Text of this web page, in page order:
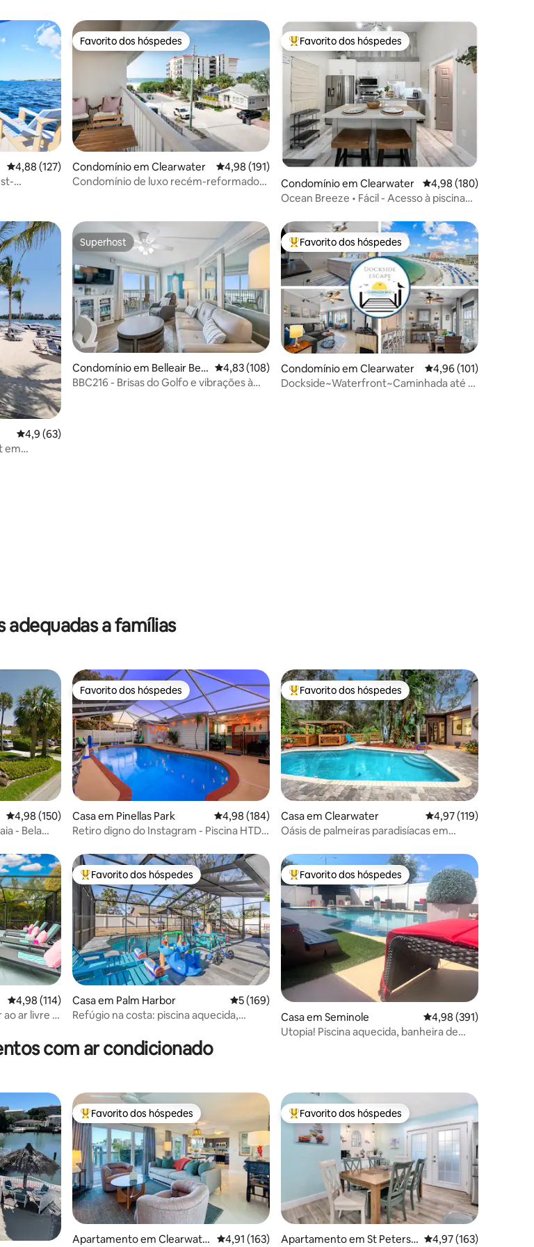
Classificação média de 4,88 em 5 estrelas, 127avaliações
4,88 (127)
Favorito dos hóspedes
Favorito dos hóspedes
Condomínio em Clearwater Classificação média de 4,98 em 5 estrelas, 191avaliações
4,98 (191)
Condomínio de luxo recém-reformado
Favoritos dos hóspedes mais apreciados
Favorito dos hóspedes
Condomínio em Clearwater Classificação média
4,98 (180)
Ocean Breeze • Fácil - Acesso à piscina
Classificação média de 4,9 em 5 estrelas, 63avaliações
4,9 (63)
em
Superhost
Superhost
Condomínio em Belleair Bea
ch
Classificação média de 4,83 em 5 estrelas, 108avaliações
4,83 (108)
BBC216 - Brisas do Golfo e vibrações à
Favoritos dos hóspedes mais apreciados
Favorito dos hóspedes
Condomínio em Clearwater Classificação média
4,96 (101)
Dockside~Waterfront~Caminhada até à
adequadas a famílias
apreciados
Classificação média de 4,98 em 5 estrelas, 150avaliações
4,98 (150)
- Bela
Favorito dos hóspedes
Favorito dos hóspedes
Casa em Pinellas Park Classificação média de 4,98 em 5 estrelas, 184avaliações
4,98 (184)
Retiro digno do Instagram - Piscina HTD -
Favoritos dos hóspedes mais apreciados
Favorito dos hóspedes
Casa em Clearwater Classificação média
4,97 (119)
Oásis de palmeiras paradisíacas em
apreciados
Classificação média de 4,98 em 5 estrelas, 114avaliações
4,98 (114)
ao ar livre +
Favoritos dos hóspedes mais apreciados
Favorito dos hóspedes
Casa em Palm Harbor Classificação média de 5 em 5 estrelas, 169avaliações
5 (169)
Refúgio na costa: piscina aquecida,
Favoritos dos hóspedes mais apreciados
Favorito dos hóspedes
Casa em Seminole Classificação média
4,98 (391)
Utopia! Piscina aquecida, banheira de
com ar condicionado
Favoritos dos hóspedes mais apreciados
Favorito dos hóspedes
Apartamento em Clearwate
Classificação média de 4,91 em 5 estrelas, 163avaliações
4,91 (163)
Favoritos dos hóspedes mais apreciados
Favorito dos hóspedes
Apartamento em St Petersb Classificação média
4,97 (163)